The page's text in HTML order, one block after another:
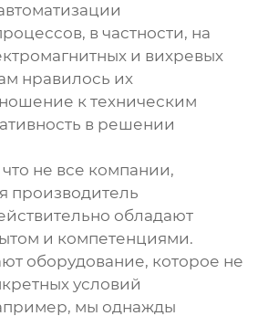
в частности, на
и вихревых
нравилось их
к техническим
в решении
не все компании,
производитель
обладают
и компетенциями.
оборудование, которое не
условий
мы однажды